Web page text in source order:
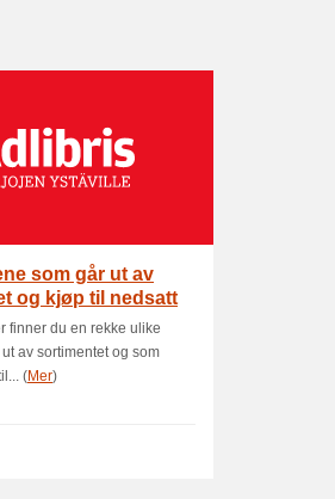
som går ut av
og kjøp til nedsatt
finner du en rekke ulike
av sortimentet og som
(Mer)